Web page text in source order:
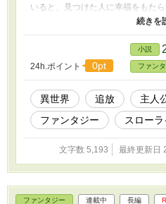
いると、見つけた人に幸福をもた
う。そこで思いがけず手に入れた
レジェンドランクのスキルだった
る商品を作って、雑貨屋をやろう
由なスローライフを満喫するんだ
たが―― 凶悪なモンスターに襲わ
立ち寄った村がモンスターに蹂躙
したいだけなのに、あまりにもハ
ける。 そんな困難を打開するため
乗り越えていく！ そして、そん
侵略計画が介在していて――！？
喧嘩を売っていたカイルが穏やか
ドタバタ全力スローライフだ。 ※
カクヨムでも公開しています。
24h.ポイント 0pt
小説
ファン
異世界 追放
主人
ファンタジー
スロー
文字数 5,193 最終更新日
ファンタジー 連載中 長編